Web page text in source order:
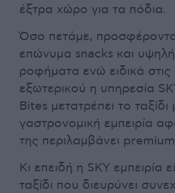
έξτρα χώρο για τα πόδια.
Όσο πετάμε,
επώνυμα snacks και
ροφήματα ενώ ειδικά στις
εξωτερικού η υπηρεσία
Bites μετατρέπει το
γαστρονομική εμπειρία
της περιλαμβάνει
Κι επειδή η SKY εμπειρία
ταξίδι που διευρύνει